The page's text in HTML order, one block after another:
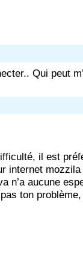
Qui peut
il est
internet
n’a aucune
ton